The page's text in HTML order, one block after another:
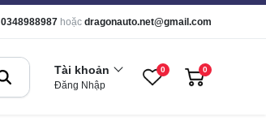
0348988987 hoặc dragonauto.net@gmail.com
Tài khoản
Đăng Nhập
0 0